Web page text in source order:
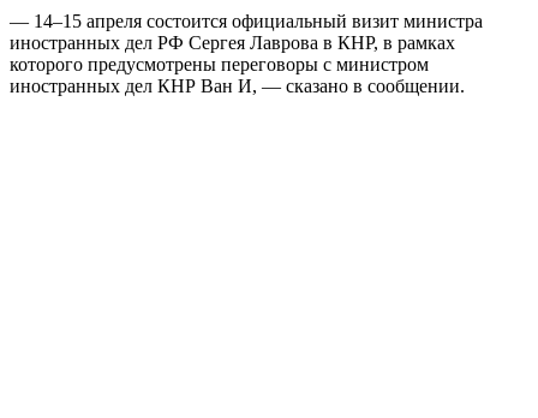
— 14–15 апреля состоится официальный визит министра
иностранных дел РФ Сергея Лаврова в КНР, в рамках
которого предусмотрены переговоры с министром
иностранных дел КНР Ван И, — сказано в сообщении.